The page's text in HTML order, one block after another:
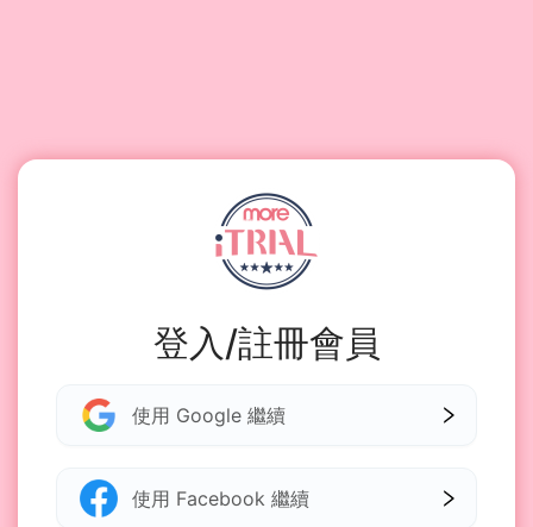
登入/註冊會員
使用 Google 繼續
使用 Facebook 繼續